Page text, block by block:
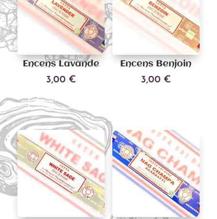
Encens Lavande
3,00 €
Ajouter au panier
Encens Benjoin
3,00 €